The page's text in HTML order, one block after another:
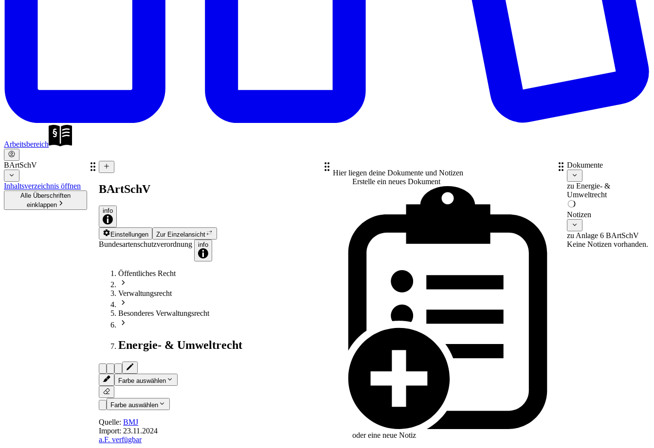
Arbeitsbereich
BArtSchV
Inhaltsverzeichnis öffnen
Alle Überschriften
einklappen
BArtSchV
info
Einstellungen Zur Einzelansicht
Bundesartenschutzverordnung info
Öffentliches Recht
Verwaltungsrecht
Besonderes Verwaltungsrecht
Energie- & Umweltrecht
Farbe auswählen
Farbe auswählen
Anlage 6(zu § 12 Satz 1 und § 13 Abs. 1 Satz 1, 6 und
Quelle:BMJ
Import: 23.11.2024
a.F. verfügbar
Hier liegen deine Dokumente und Notizen
Erstelle ein neues Dokument
oder eine neue Notiz
Dokumente
zu Energie- &
Umweltrecht
Notizen
zu Anlage 6 BArtSchV
Keine Notizen vorhanden.